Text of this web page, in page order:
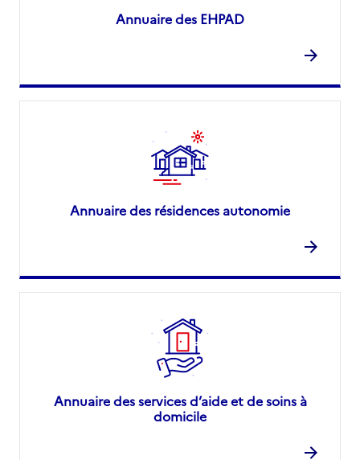
Annuaire des EHPAD
Annuaire des résidences autonomie
Annuaire des services d’aide et de soins à
domicile